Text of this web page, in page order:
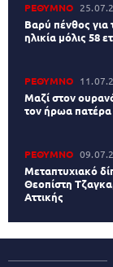
ΡΕΘΥΜΝΟ
Βαρύ πένθος
ηλικία μόλις 58
ΡΕΘΥΜΝΟ
Μαζί στον
τον ήρωα
ΡΕΘΥΜΝΟ
Μεταπτυχιακό
Θεοπίστη
Αττικής